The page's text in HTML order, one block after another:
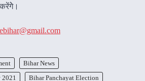
करेंगेे।
Bihar News
2021
Bihar Panchayat Election